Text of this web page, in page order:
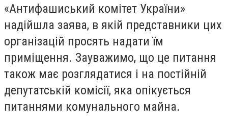
«Антифашиський комітет України»
надійшла заява, в якій представники цих
організацій просять надати їм
приміщення. Зауважимо, що це питання
також має розглядатися і на постійній
депутатській комісії, яка опікується
питаннями комунального майна.